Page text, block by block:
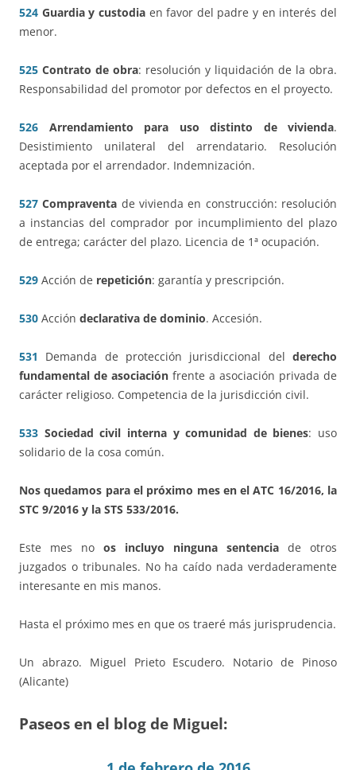
524 Guardia y custodiaen favor del padre y en interés del
menor.
525 Contrato de obra: resolución y liquidación de la obra.
Responsabilidad del promotor por defectos en el proyecto.
526 Arrendamiento para uso distinto de vivienda.
Desistimiento unilateral del arrendatario. Resolución
aceptada por el arrendador. Indemnización.
527 Compraventa de vivienda en construcción: resolución
a instancias del comprador por incumplimiento del plazo
de entrega; carácter del plazo. Licencia de 1ª ocupación.
529 Acción de repetición: garantía y prescripción.
530 Acción declarativa de dominio. Accesión.
531 Demanda de protección jurisdiccional del derecho
fundamental de asociación frente a asociación privada de
carácter religioso. Competencia de la jurisdicción civil.
533 Sociedad civil interna y comunidad de bienes: uso
solidario de la cosa común.
Nos quedamos para el próximo mes en el ATC 16/2016, la
STC 9/2016 y la STS 533/2016.
Este mes no os incluyo ninguna sentencia de otros
juzgados o tribunales. No ha caído nada verdaderamente
interesante en mis manos.
Hasta el próximo mes en que os traeré más jurisprudencia.
Un abrazo. Miguel Prieto Escudero. Notario de Pinoso
(Alicante)
Paseos en el blog de Miguel: